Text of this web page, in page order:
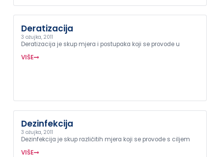
Deratizacija
3 ožujka, 2011
Deratizacija je skup mjera i postupaka koji se provode u
VIŠE
Dezinfekcija
3 ožujka, 2011
Dezinfekcija je skup različitih mjera koji se provode s ciljem
VIŠE